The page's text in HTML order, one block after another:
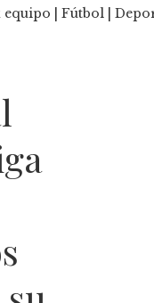
equipo | Fútbol |